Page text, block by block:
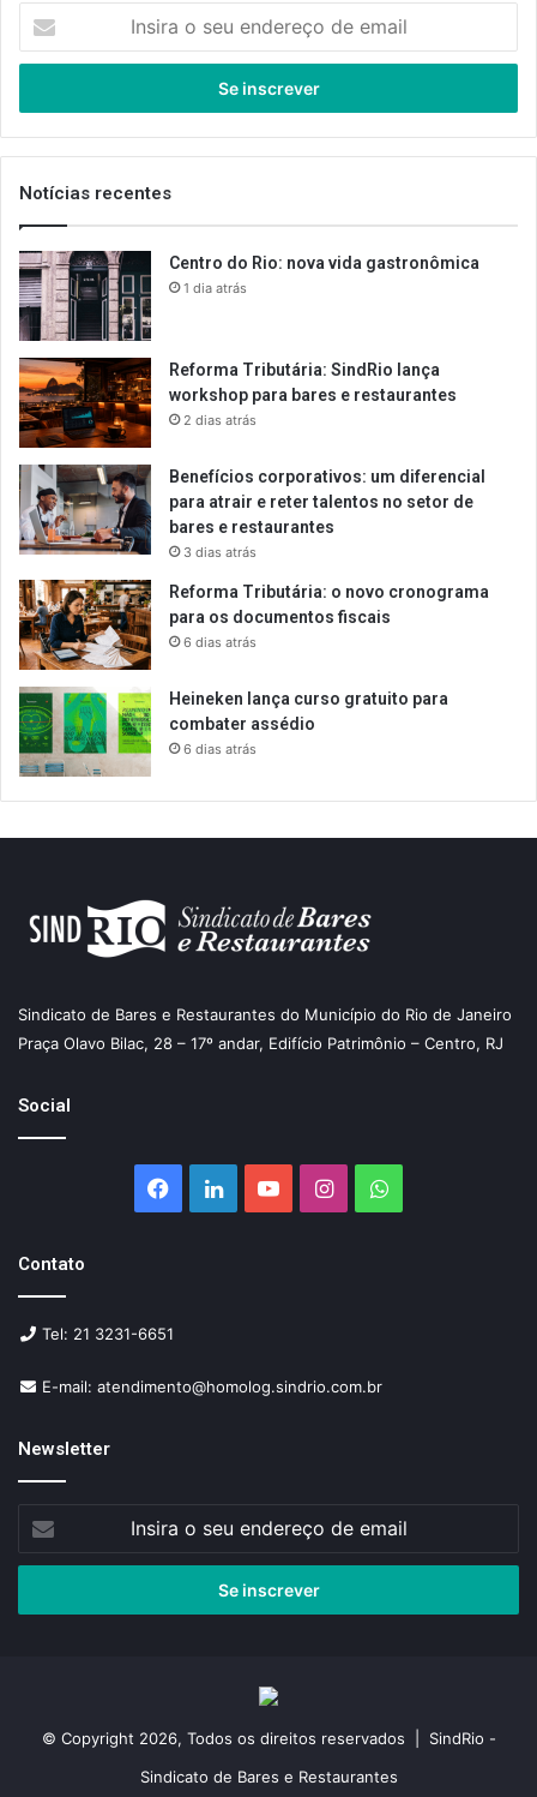
seu
de
email
Notícias recentes
Centro do Rio: nova vida gastronômica
1 dia atrás
Reforma Tributária: SindRio lança
workshop para bares e restaurantes
2 dias atrás
Benefícios corporativos: um diferencial
para atrair e reter talentos no setor de
bares e restaurantes
3 dias atrás
Reforma Tributária: o novo cronograma
para os documentos fiscais
6 dias atrás
Heineken lança curso gratuito para
combater assédio
6 dias atrás
Sindicato de Bares e Restaurantes do Município do Rio de Janeiro
Praça Olavo Bilac, 28 – 17º andar, Edifício Patrimônio – Centro, RJ
Social
Facebook
LinkedinYouTubeInstagramWhatsApp
Contato
Tel: 21 3231-6651
E-mail: atendimento@homolog.sindrio.com.br
Newsletter
seu
de
© Copyright 2026, Todos os direitos reservados | SindRio -
Sindicato de Bares e Restaurantes